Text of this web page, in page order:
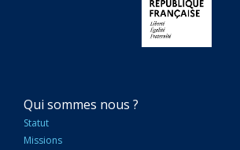
NAVIGATION
PRINCIPALE
Qui sommes nous ?
Statut
Missions